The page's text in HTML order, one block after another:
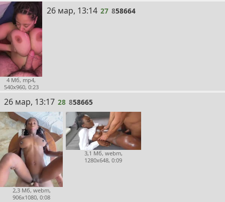
4 Мб, mp4,
540x960, 0:23
27
26 мар, 13:14 27 858664
28
26 мар, 13:17 28 858665
2,3 Мб, webm,
906x1080, 0:08
3,1 Мб, webm,
1280x648, 0:09